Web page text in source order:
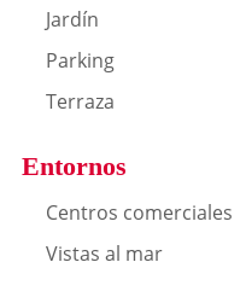
Jardín
Parking
Terraza
Entornos
Centros comerciales
Vistas al mar